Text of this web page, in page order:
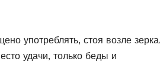
употреблять, стоя возле
удачи, только беды и